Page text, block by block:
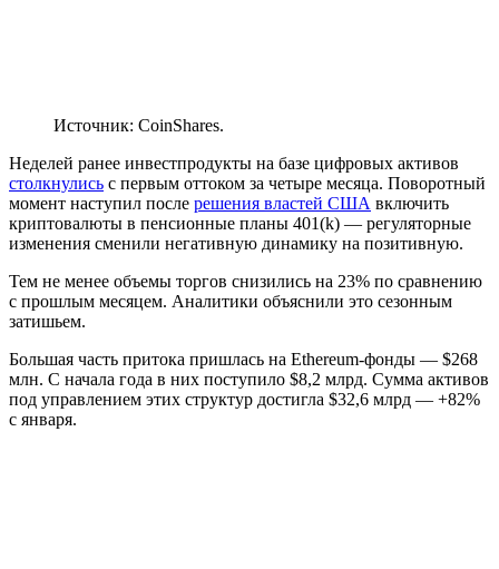
Источник: CoinShares.
Неделей ранее инвестпродукты на базе цифровых активов
столкнулись с первым оттоком за четыре месяца. Поворотный
момент наступил после решения властей США включить
криптовалюты в пенсионные планы 401(k) — регуляторные
изменения сменили негативную динамику на позитивную.
Тем не менее объемы торгов снизились на 23% по сравнению
с прошлым месяцем. Аналитики объяснили это сезонным
затишьем.
Большая часть притока пришлась на Ethereum-фонды — $268
млн. С начала года в них поступило $8,2 млрд. Сумма активов
под управлением этих структур достигла $32,6 млрд — +82%
с января.